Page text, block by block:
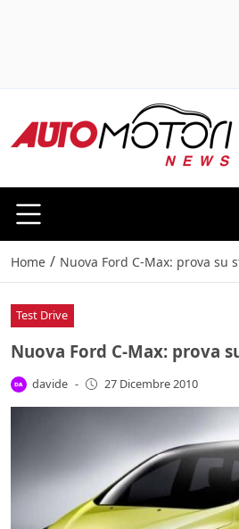
Home / Nuova Ford C-Max: prova su
Test Drive
Nuova Ford C-Max: prova
davide - 27 Dicembre 2010